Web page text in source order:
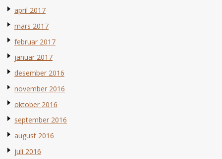
april 2017
mars 2017
februar 2017
januar 2017
desember 2016
november 2016
oktober 2016
september 2016
august 2016
juli 2016